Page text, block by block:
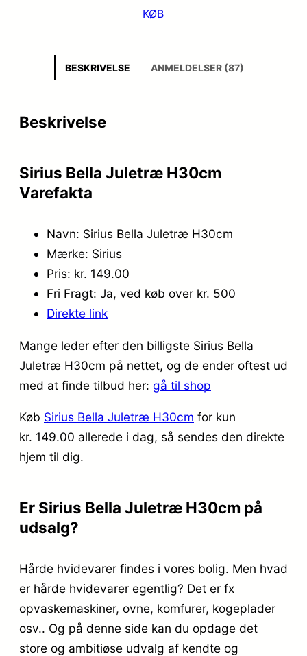
KØB
BESKRIVELSE ANMELDELSER (87)
Beskrivelse
Sirius Bella Juletræ H30cm
Varefakta
Navn: Sirius Bella Juletræ H30cm
Mærke: Sirius
Pris: kr. 149.00
Fri Fragt: Ja, ved køb over kr. 500
Direkte link
Mange leder efter den billigste Sirius Bella
Juletræ H30cm på nettet, og de ender oftest ud
med at finde tilbud her: gå til shop
Køb Sirius Bella Juletræ H30cm for kun
kr. 149.00 allerede i dag, så sendes den direkte
hjem til dig.
Er Sirius Bella Juletræ H30cm på
udsalg?
Hårde hvidevarer findes i vores bolig. Men hvad
er hårde hvidevarer egentlig? Det er fx
opvaskemaskiner, ovne, komfurer, kogeplader
osv.. Og på denne side kan du opdage det
store og ambitiøse udvalg af kendte og